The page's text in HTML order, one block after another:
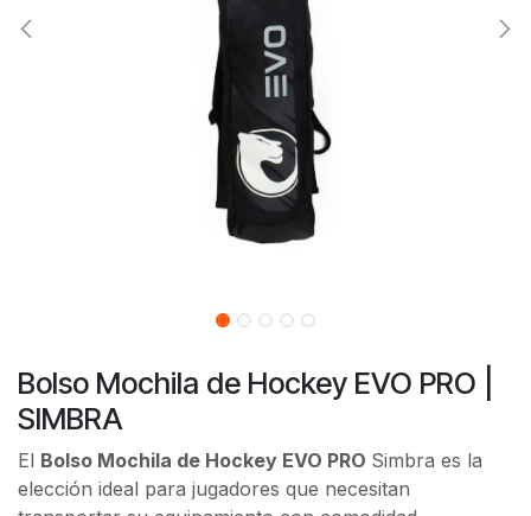
Bolso Mochila de Hockey EVO PRO |
SIMBRA
El Bolso Mochila de Hockey EVO PRO Simbra es la
elección ideal para jugadores que necesitan